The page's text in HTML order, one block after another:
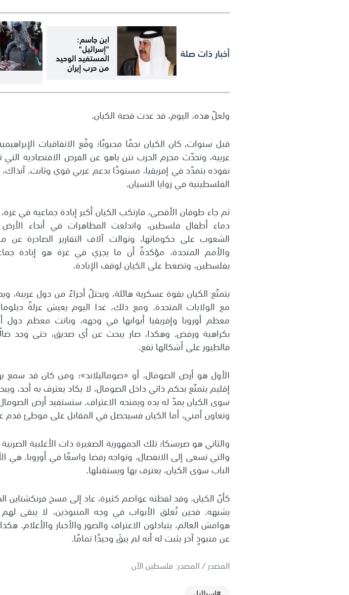
أخبار ذات صلة
ابن جاسم:
"إسرائيل"
المستفيد الوحيد
من حرب إيران
ولعلّ هذه، اليوم، قد غدت قصة الكيان.
قبل سنوات، كان الكيان نجمًا محبوبًا؛ وقّع الاتفاقيات
عربية، وتحدّث مجرم الحرب نتن ياهو عن الفرص الاقتصادية التي
نفوذه يتمدّد في إفريقيا، مسنودًا بدعم غربي قوي وثابت.
الفلسطينية في زوايا النسيان.
ثم جاء طوفان الأقصى، فارتكب الكيان أكبر إبادة جماعية في
دماء أطفال فلسطين، واندلعت المظاهرات في أنحاء
الشعوب على حكوماتها، وتوالت آلاف التقارير الصادرة عن
والأمم المتحدة، مؤكدةً أن ما يجري في غزة هو إبادة
بفلسطين، وتضغط على الكيان لوقف الإبادة.
يتمتّع الكيان بقوة عسكرية هائلة، ويحتلّ أجزاءً من دول عربية،
مع الولايات المتحدة. ومع ذلك، غدا اليوم يعيش عزلةً
معظم أوروبا وإفريقيا أبوابها في وجهه، وباتت معظم دول
بكراهية ورفض. وهكذا، صار يبحث عن أي صديق، حتى وجد
فالطيور على أشكالها تقع.
الأول هو أرض الصومال، أو «صوماليلاند»؛ ومن كان قد سمع
إقليم يتمتّع بحكم ذاتي داخل الصومال، لا يكاد يعترف به أحد،
سوى الكيان يمدّ له يده ويمنحه الاعتراف. ستستفيد أرض
وتعاون أمني، أما الكيان فسيحصل في المقابل على موطئ قدم
والثاني هو صربسكا؛ تلك الجمهورية الصغيرة ذات الأغلبية
والتي تسعى إلى الانفصال، وتواجه رفضا واسعًا في أوروبا. هي
الباب سوى الكيان، يعترف بها ويستقبلها.
كأنّ الكيان، وقد لفظته عواصم كثيرة، عاد إلى مسخ فرنكشتاين
يشبهه. فحين تُغلق الأبواب في وجه المنبوذين، لا يبقى
هوامش العالم، يتبادلون الاعتراف والصور والأخبار والأعلام.
عن منبوذٍ آخر يثبت له أنه لم يبقَ وحيدًا تمامًا.
المصدر / المصدر: فلسطين الآن